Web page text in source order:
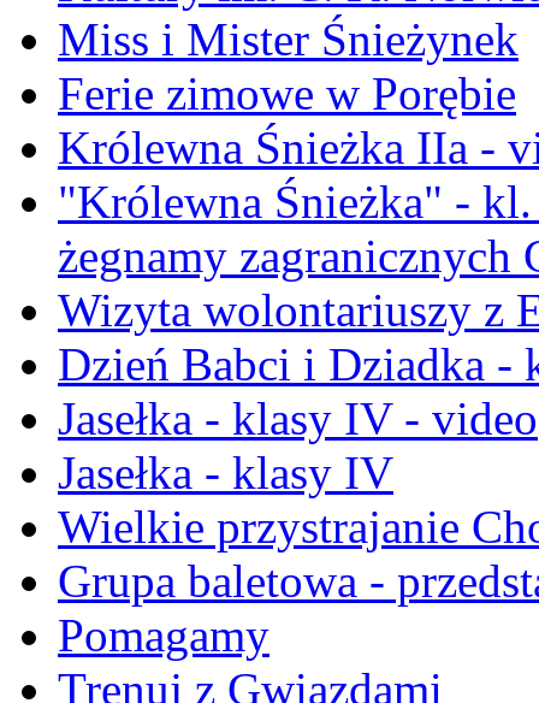
Miss i Mister Śnieżynek
Ferie zimowe w Porębie
Królewna Śnieżka IIa -
"Królewna Śnieżka" -
żegnamy zagranicznych
Wizyta wolontariuszy z
Dzień Babci i Dziadka -
Jasełka - klasy IV - video
Jasełka - klasy IV
Wielkie przystrajanie
Grupa baletowa -
Pomagamy
Trenuj z Gwiazdami